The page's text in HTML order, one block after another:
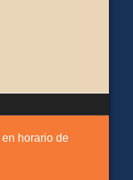
en horario de